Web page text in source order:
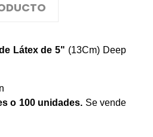
Látex de 5" (13Cm) Deep
o 100 unidades. Se vende